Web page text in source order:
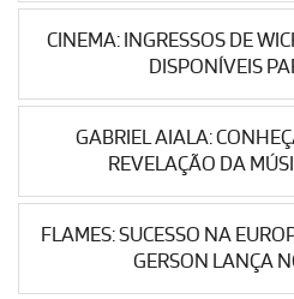
CINEMA: INGRESSOS DE
DISPONÍVEIS
GABRIEL AIALA:
REVELAÇÃO DA
FLAMES: SUCESSO NA
GERSON LANÇA